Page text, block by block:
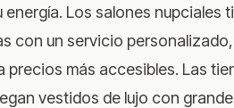
Los salones nupciales
con un servicio personalizado,
precios más accesibles. Las
vestidos de lujo con